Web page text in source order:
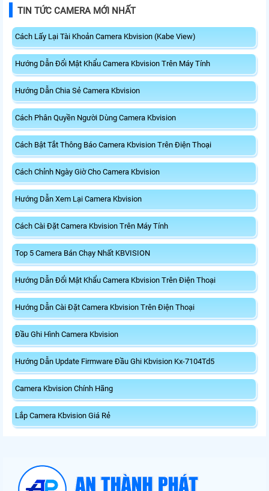
TIN TỨC CAMERA MỚI NHẤT
Cách Lấy Lại Tài Khoản Camera Kbvision (Kabe View)
Hướng Dẫn Đổi Mật Khẩu Camera Kbvision Trên Máy Tính
Hướng Dẫn Chia Sẻ Camera Kbvision
Cách Phân Quyền Người Dùng Camera Kbvision
Cách Bật Tắt Thông Báo Camera Kbvision Trên Điện Thoại
Cách Chỉnh Ngày Giờ Cho Camera Kbvision
Hướng Dẫn Xem Lại Camera Kbvision
Cách Cài Đặt Camera Kbvision Trên Máy Tính
Top 5 Camera Bán Chạy Nhất KBVISION
Hướng Dẫn Đổi Mật Khẩu Camera Kbvision Trên Điện Thoại
Hướng Dẫn Cài Đặt Camera Kbvision Trên Điện Thoại
Đầu Ghi Hình Camera Kbvision
Hướng Dẫn Update Firmware Đầu Ghi Kbvision Kx-7104Td5
Camera Kbvision Chính Hãng
Lắp Camera Kbvision Giá Rẻ